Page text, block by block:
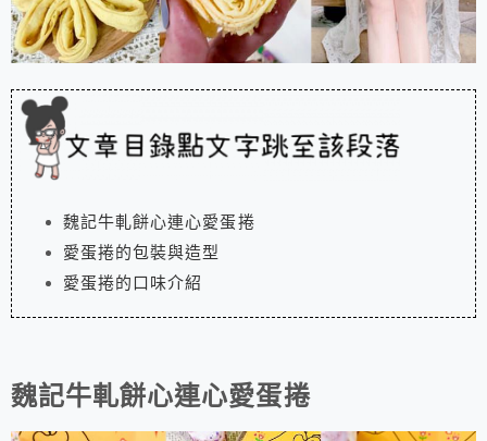
魏記牛軋餅心連心愛蛋捲
愛蛋捲的包裝與造型
愛蛋捲的口味介紹
魏記牛軋餅心連心愛蛋捲